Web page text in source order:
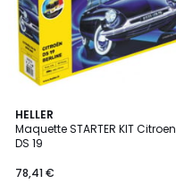
HELLER
Maquette STARTER KIT Citroen
DS 19
78,41 €